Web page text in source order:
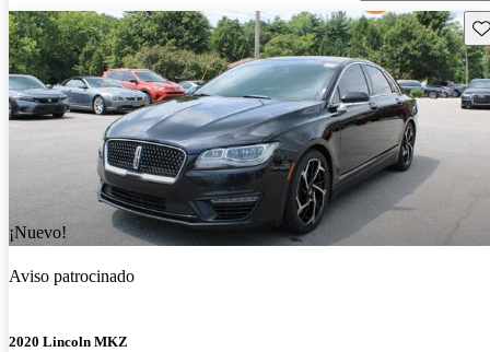
¡Nuevo!
Aviso patrocinado
2020 Lincoln MKZ